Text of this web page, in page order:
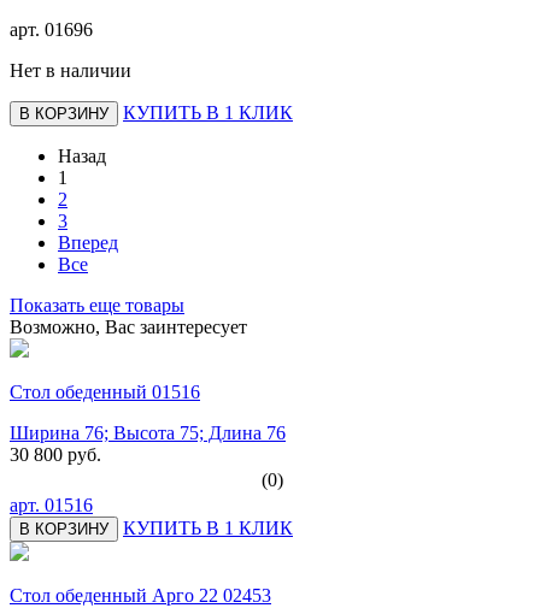
арт. 01696
Нет в наличии
В КОРЗИНУ КУПИТЬ В 1 КЛИК
Назад
1
2
3
Вперед
Все
Показать еще товары
Возможно, Вас заинтересует
Стол обеденный 01516
Ширина 76; Высота 75; Длина 76
30 800 руб.
(0)
арт. 01516
В КОРЗИНУ КУПИТЬ В 1 КЛИК
Стол обеденный Арго 22 02453